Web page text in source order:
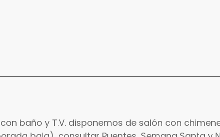
baño y T.V. disponemos de salón con